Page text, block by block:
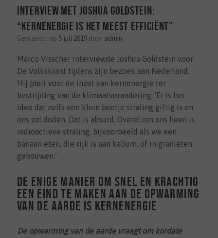
Interview met Joshua Goldstein:
“kernenergie is het meest efficiënt”
Geplaatst op 5 juli 2019 door admin
Marco Visscher interviewde Joshua Goldstein voor
De Volkskrant tijdens zijn bezoek aan Nederland.
Hij pleit voor de inzet van kernenergie ter
bestrijding van de klimaatverandering: ‘Er is het
idee dat zelfs een klein beetje straling giftig is en
ons zal doden. Dat is absurd. Overal om ons heen is
radioactieve straling, bijvoorbeeld als we een
banaan eten, die rijk is aan kalium, of in granieten
gebouwen.’
De enige manier om snel en krachtig
een eind te maken aan de opwarming
van de aarde is kernenergie
De opwarming van de aarde vraagt om kordate